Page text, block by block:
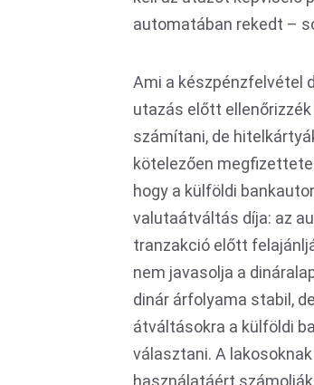
automatában rekedt –
Ami a készpénzfelvétel
utazás előtt
számítani, de
kötelezően
hogy a külföldi
valutaátváltás díja: az
tranzakció előtt
nem javasolja a
dinár árfolyama stabil,
átváltásokra a külföldi
választani. A
használatáért